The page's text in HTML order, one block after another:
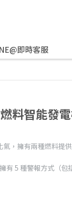
即時客服
料智能發
，擁有兩種燃料提
5 種警報方式（包